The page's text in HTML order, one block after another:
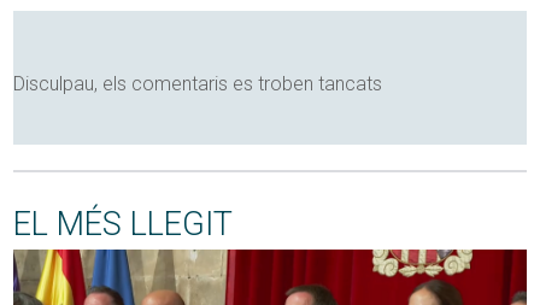
Disculpau, els comentaris es troben tancats
EL MÉS LLEGIT